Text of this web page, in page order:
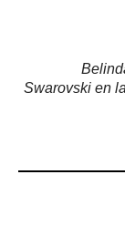
Swarovski en